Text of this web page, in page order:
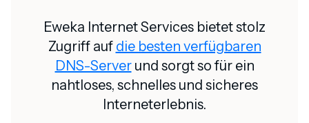
Eweka Internet Services bietet stolz
Zugriff auf die besten verfügbaren
DNS-Serverund sorgt so für ein
nahtloses, schnelles und sicheres
Interneterlebnis.